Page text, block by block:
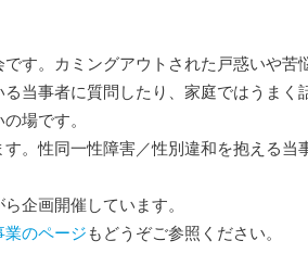
個人情報保護方針
支部運営規則
す。カミングアウトされた戸惑いや苦
当事者に質問したり、家庭ではうまく
場です。
。性同一性障害／性別違和を抱える当
企画開催しています。
のページ もどうぞご参照ください。